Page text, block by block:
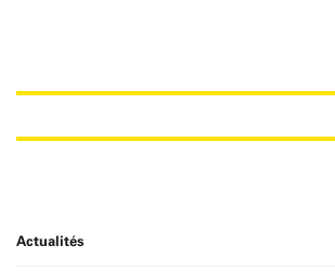
Actualités